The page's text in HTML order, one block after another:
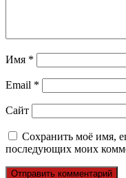
Имя *
Email *
Сайт
Сохранить моё имя,
последующих моих